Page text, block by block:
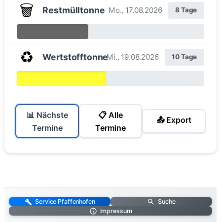
🗑️ Restmülltonne Mo., 17.08.2026 8 Tage
♻️ WertstofftonneMi., 19.08.2026 10 Tage
📊 Nächste
Termine
📋 Alle
Termine
📤 Export
Service Pfaffenhofen
Suche
Impressum